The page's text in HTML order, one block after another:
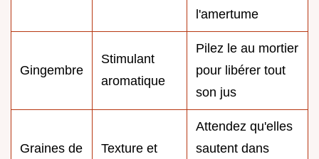
l'amertume
Gingembre
Stimulant
aromatique
Pilez le au mortier
pour libérer tout
son jus
Graines de
Texture et
Attendez qu'elles
sautent dans